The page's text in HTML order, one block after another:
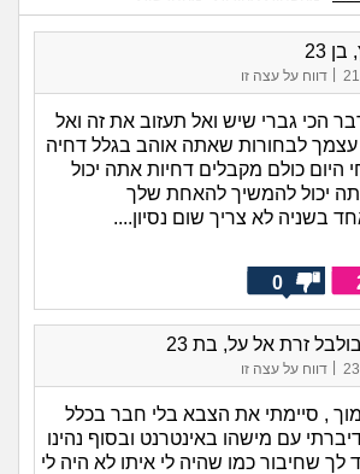
23
דווח על עצה זו
הכי גברי שיש ואל תעזוב את זה ואל
לבחורות שאתה אוהב בגלל דחיה
היום כולם מקבלים דחיות אתה יכול
יכול להמשיך להאחת שלך
בשניה לא צריך שום נסיון....
0
זרת אל על, בת 23
| דווח על עצה זו
, סיימתי את הצבא בלי חבר בכלל
עם מישהו באינטרנט ובסוף נהינו
לך שחיבור כמו שהיה לי איתו לא היה לי